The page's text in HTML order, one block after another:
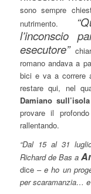
sono sempre
nutrimento.
l’inconscio
esecutore”
romano andava a
bici e va a correre
restare qui, nel
Damiano
provare il
rallentando.
“Dal 15 al 31
Richard de Bas a
dice –e ho un
per scaramanzia…